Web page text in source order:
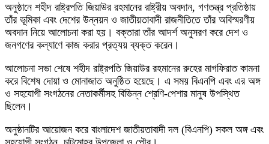
অনুষ্ঠানে শহীদ রাষ্ট্রপতি জিয়াউর রহমানের রাষ্ট্রীয় অবদান, গণতন্ত্র প্রতিষ্ঠায়
তাঁর ভূমিকা এবং দেশের উন্নয়ন ও জাতীয়তাবাদী রাজনীতিতে তাঁর অবিস্মরণীয়
অবদান নিয়ে আলোচনা করা হয়। বক্তারা তাঁর আদর্শ অনুসরণ করে দেশ ও
জনগণের কল্যাণে কাজ করার প্রত্যয় ব্যক্ত করেন।
আলোচনা সভা শেষে শহীদ রাষ্ট্রপতি জিয়াউর রহমানের রুহের মাগফিরাত কামনা
করে বিশেষ দোয়া ও মোনাজাত অনুষ্ঠিত হয়েছে। এ সময় বিএনপি এবং এর অঙ্গ
ও সহযোগী সংগঠনের নেতাকর্মীসহ বিভিন্ন শ্রেণি-পেশার মানুষ উপস্থিত
ছিলেন।
অনুষ্ঠানটির আয়োজন করে বাংলাদেশ জাতীয়তাবাদী দল (বিএনপি) সকল অঙ্গ এবং